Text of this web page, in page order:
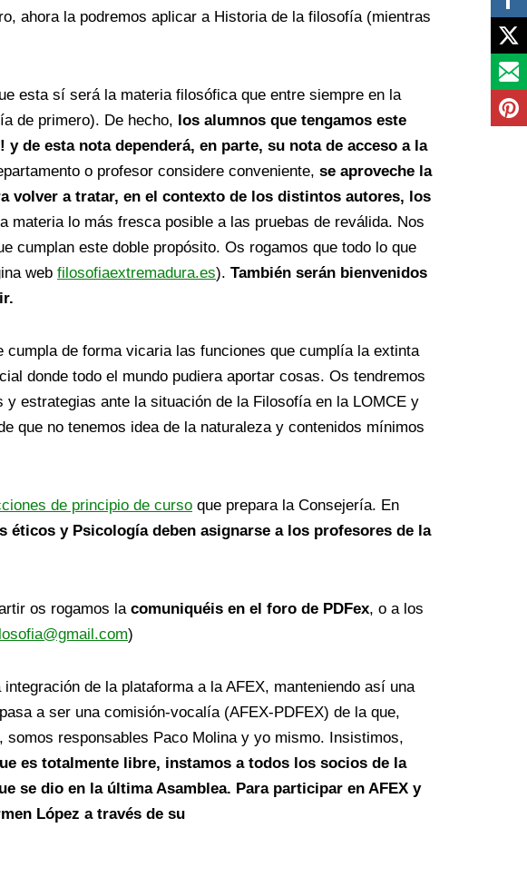
ahora la podremos aplicar a Historia de la filosofía (mientras
esta sí será la materia filosófica que entre siempre en la
de primero). De hecho, los alumnos que tengamos este
de esta nota dependerá, en parte, su nota de acceso a la
o profesor considere conveniente, se aproveche la
volver a tratar, en el contexto de los distintos autores, los
materia lo más fresca posible a las pruebas de reválida. Nos
cumplan este doble propósito. Os rogamos que todo lo que
web filosofiaextremadura.es). También serán bienvenidos
cumpla de forma vicaria las funciones que cumplía la extinta
donde todo el mundo pudiera aportar cosas. Os tendremos
estrategias ante la situación de la Filosofía en la LOMCE y
que no tenemos idea de la naturaleza y contenidos mínimos
de principio de curso que prepara la Consejería. En
éticos y Psicología deben asignarse a los profesores de la
os rogamos la comuniquéis en el foro de PDFex, o a los
)
de la plataforma a la AFEX, manteniendo así una
a ser una comisión-vocalía (AFEX-PDFEX) de la que,
responsables Paco Molina y yo mismo. Insistimos,
es totalmente libre, instamos a todos los socios de la
se dio en la última Asamblea. Para participar en AFEX y
López a través de su